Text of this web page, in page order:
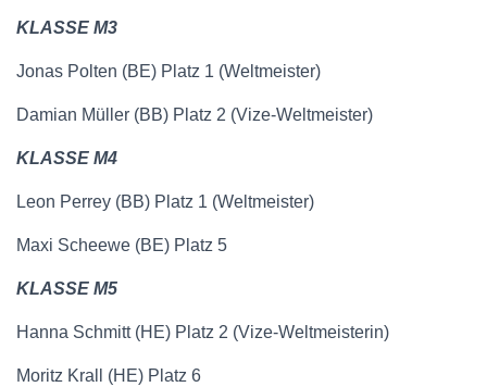
KLASSE M3
Jonas Polten (BE) Platz 1 (Weltmeister)
Damian Müller (BB) Platz 2 (Vize-Weltmeister)
KLASSE M4
Leon Perrey (BB) Platz 1 (Weltmeister)
Maxi Scheewe (BE) Platz 5
KLASSE M5
Hanna Schmitt (HE) Platz 2 (Vize-Weltmeisterin)
Moritz Krall (HE) Platz 6